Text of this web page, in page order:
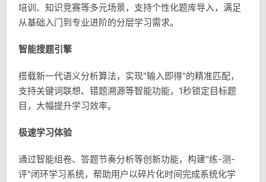
培训、知识竞赛等多元场景，支持个性化题库导入，满足
从基础入门到专业进阶的分层学习需求。
智能搜题引擎
搭载新一代语义分析算法，实现"输入即得"的精准匹配，
支持关键词联想、错题溯源等智能功能，1秒锁定目标题
目，大幅提升学习效率。
极速学习体验
通过智能组卷、答题节奏分析等创新功能，构建"练-测-
评"闭环学习系统，帮助用户以碎片化时间完成系统化学